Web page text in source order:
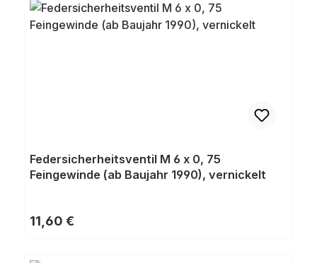
Federsicherheitsventil M 6 x 0, 75
Feingewinde (ab Baujahr 1990), vernickelt
Regulärer Preis:
11,60 €